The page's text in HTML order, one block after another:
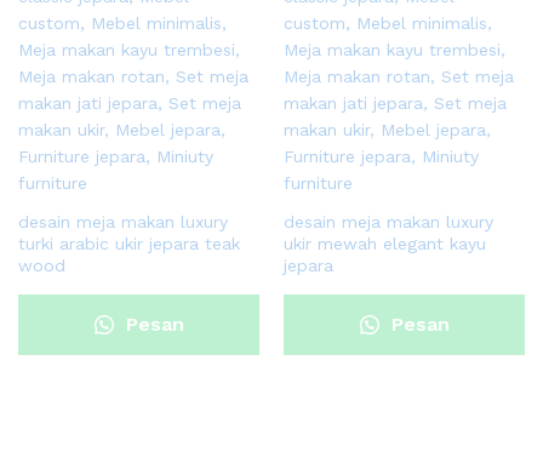
desain meja makan luxury
turki arabic ukir jepara teak
wood
Pesan
desain meja makan luxury
ukir mewah elegant kayu
jepara
Pesan